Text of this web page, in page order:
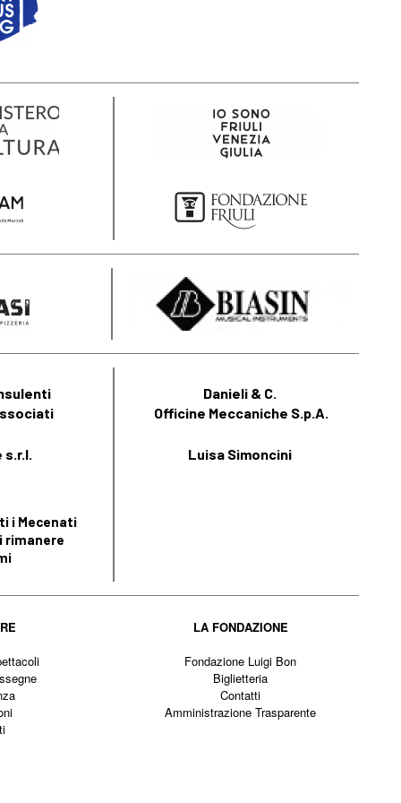
i Mecenati
rimanere
Danieli & C.
Officine Meccaniche S.p.A.
Luisa Simoncini
LA FONDAZIONE
Fondazione Luigi Bon
Biglietteria
Contatti
Amministrazione Trasparente